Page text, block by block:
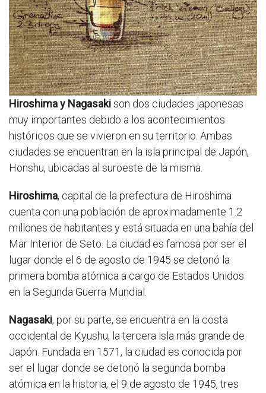
Hiroshima y Nagasakison dos ciudades japonesas
muy importantes debido a los acontecimientos
históricos que se vivieron en su territorio. Ambas
ciudades se encuentran en la isla principal de Japón,
Honshu, ubicadas al suroeste de la misma.
Hiroshima, capital de la prefectura de Hiroshima
cuenta con una población de aproximadamente 1.2
millones de habitantes y está situada en una bahía del
Mar Interior de Seto. La ciudad es famosa por ser el
lugar donde el 6 de agosto de 1945 se detonó la
primera bomba atómica a cargo de Estados Unidos
en la Segunda Guerra Mundial.
Nagasaki, por su parte, se encuentra en la costa
occidental de Kyushu, la tercera isla más grande de
Japón. Fundada en 1571, la ciudad es conocida por
ser el lugar donde se detonó la segunda bomba
atómica en la historia, el 9 de agosto de 1945, tres